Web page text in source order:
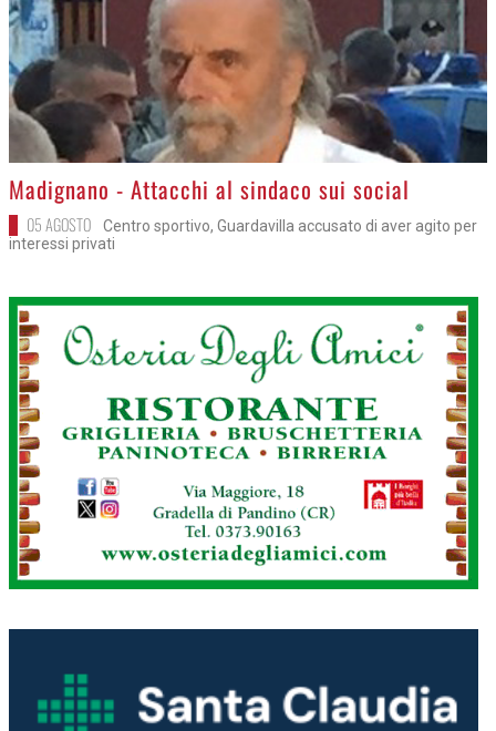
>Madignano - Attacchi al sindaco sui social
05 AGOSTO
Centro sportivo, Guardavilla accusato di aver agito per
interessi privati